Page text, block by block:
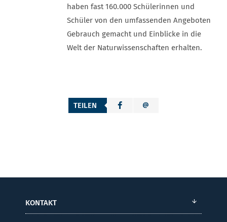
haben fast 160.000 Schülerinnen und
Schüler von den umfassenden Angeboten
Gebrauch gemacht und Einblicke in die
Welt der Naturwissenschaften erhalten.
TEILEN
KONTAKT